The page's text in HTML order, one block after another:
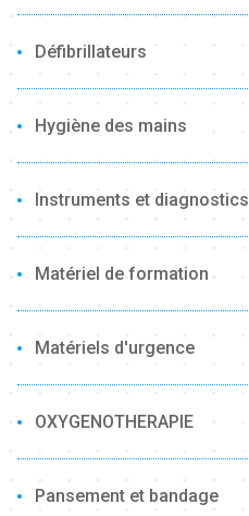
Défibrillateurs
Hygiène des mains
Instruments et diagnostics
Matériel de formation
Matériels d'urgence
OXYGENOTHERAPIE
Pansement et bandage